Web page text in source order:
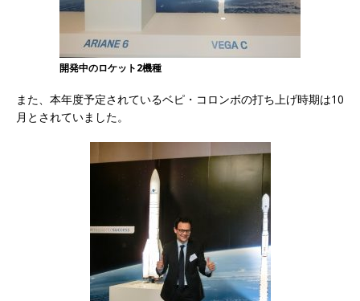
開発中のロケット2機種
また、本年度予定されているベピ・コロンボの打ち上げ時期は10
月とされていました。